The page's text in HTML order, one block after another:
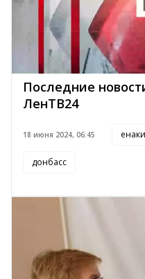
Последние
ЛенТВ24
18 июня 2024, 06:45
донбасс